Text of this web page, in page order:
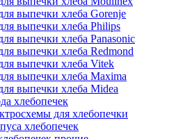
выпечки хлеба Gorenje
выпечки хлеба Philips
выпечки хлеба Panasonic
выпечки хлеба Redmond
выпечки хлеба Vitek
выпечки хлеба Maxima
выпечки хлеба Midea
хлебопечек
для хлебопечки
хлебопечек